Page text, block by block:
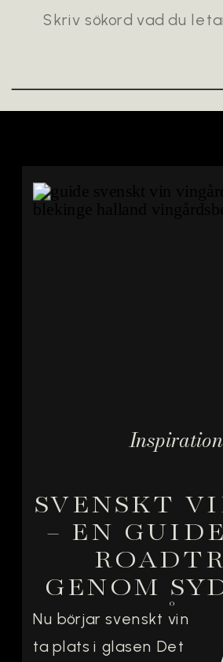
Search
Inspiration
Nu börjar svenskt vin
ta plats i glasen Det
SVENSKT
– EN
GENOM